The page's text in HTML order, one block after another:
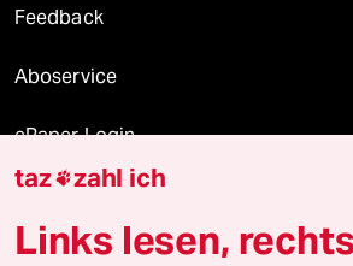
Feedback
Aboservice
ePaper Login
Downloads für Abonnierende
taz zahl ich
Links lesen, rechts